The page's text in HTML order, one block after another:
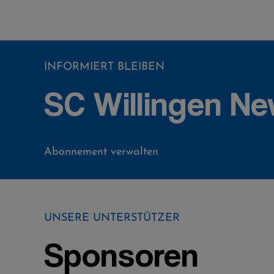
INFORMIERT BLEIBEN
SC Willingen
Abonnement verwalten
UNSERE UNTERSTÜTZER
Sponsoren